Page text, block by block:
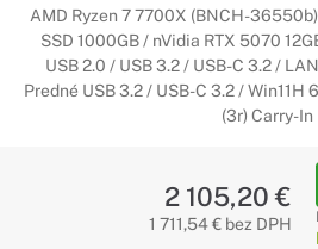
AMD Ryzen 7 7700X (BNCH-
SSD 1000GB / nVidia RTX 5070
USB 2.0 / USB 3.2 / USB-C 3.2 /
Predné USB 3.2 / USB-C 3.2 /
(3r) Carry-In
2 105,20 €
1 711,54 € bez DPH